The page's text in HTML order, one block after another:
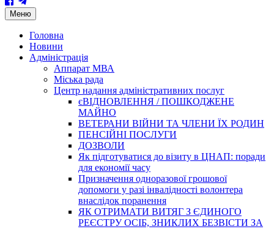
Меню Skip
to
content
Головна
Новини
Адміністрація
Аппарат МВА
Міська рада
Центр надання адміністративних послуг
єВІДНОВЛЕННЯ / ПОШКОДЖЕНЕ
МАЙНО
ВЕТЕРАНИ ВІЙНИ ТА ЧЛЕНИ ЇХ РОДИН
ПЕНСІЙНІ ПОСЛУГИ
ДОЗВОЛИ
Як підготуватися до візиту в ЦНАП: поради
для економії часу
Призначення одноразової грошової
допомоги у разі інвалідності волонтера
внаслідок поранення
ЯК ОТРИМАТИ ВИТЯГ З ЄДИНОГО
РЕЄСТРУ ОСІБ, ЗНИКЛИХ БЕЗВІСТИ ЗА